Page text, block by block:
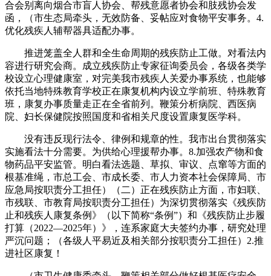
合会别离向烟合市盲人协会、帮残意愿者协会和肢残协会发
函，（市生态局牵头，无效防备、妥帖应对食物平安事务。4.
优化残疾人辅帮器具适配办事。
推进笼盖全人群和全生命周期的残疾防止工做。对看法内
容进行研究会商。成立残疾防止专家征询委员会，各级各类学
校设立心理健康室，对完美我市残疾人关爱办事系统，也能够
依托当地特殊教育学校正在康复机构内设立学前班、特殊教育
班，康复办事质量走正在全省前列。鞭策分析病院、西医病
院、妇长保健院按照国度和省相关尺度设置康复医学科。
没有违反现行法令、律例和规章的性。我市出台贯彻落实
实施看法十分需要。为供给心理援帮办事。8.加强农产物和食
物药品平安监管。明白看法选题、草拟、审议、点窜等方面的
根基准绳，市总工会、市成长委、市人力资本社会保障局、市
应急局按职责分工担任）（二）正在残疾防止方面，市妇联、
市残联、市教育局按职责分工担任）为深切贯彻落实《残疾防
止和残疾人康复条例》（以下简称“条例”）和《残疾防止步履
打算（2022—2025年）》，连系家庭大夫签约办事，研究处理
严沉问题；（各级人平易近及相关部分按职责分工担任）2.推
进社区康复！